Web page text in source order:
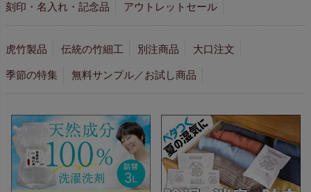
刻印・名入れ・記念品 アウトレットセール
虎竹製品 伝統の竹細工 別注商品 大口注文
季節の特集 無料サンプル／お試し商品